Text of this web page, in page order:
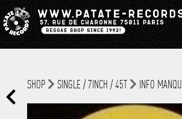
SHOP SINGLE / 7INCH / 45T INFO